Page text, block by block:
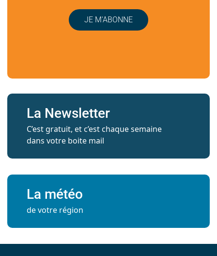
JE M’ABONNE
La Newsletter
C’est gratuit, et c’est chaque semaine
dans votre boite mail
La météo
de votre région